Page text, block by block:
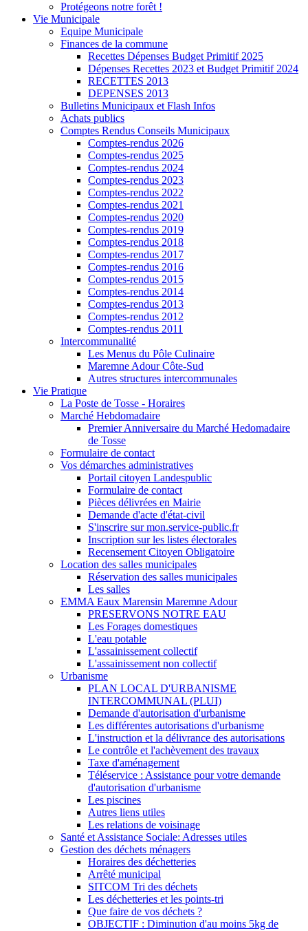
Protégeons notre forêt !
Vie Municipale
Equipe Municipale
Finances de la commune
Recettes Dépenses Budget Primitif 2025
Dépenses Recettes 2023 et Budget Primitif 2024
RECETTES 2013
DEPENSES 2013
Bulletins Municipaux et Flash Infos
Achats publics
Comptes Rendus Conseils Municipaux
Comptes-rendus 2026
Comptes-rendus 2025
Comptes-rendus 2024
Comptes-rendus 2023
Comptes-rendus 2022
Comptes-rendus 2021
Comptes-rendus 2020
Comptes-rendus 2019
Comptes-rendus 2018
Comptes-rendus 2017
Comptes-rendus 2016
Comptes-rendus 2015
Comptes-rendus 2014
Comptes-rendus 2013
Comptes-rendus 2012
Comptes-rendus 2011
Intercommunalité
Les Menus du Pôle Culinaire
Maremne Adour Côte-Sud
Autres structures intercommunales
Vie Pratique
La Poste de Tosse - Horaires
Marché Hebdomadaire
Premier Anniversaire du Marché Hedomadaire
de Tosse
Formulaire de contact
Vos démarches administratives
Portail citoyen Landespublic
Formulaire de contact
Pièces délivrées en Mairie
Demande d'acte d'état-civil
S'inscrire sur mon.service-public.fr
Inscription sur les listes électorales
Recensement Citoyen Obligatoire
Location des salles municipales
Réservation des salles municipales
Les salles
EMMA Eaux Marensin Maremne Adour
PRESERVONS NOTRE EAU
Les Forages domestiques
L'eau potable
L'assainissement collectif
L'assainissement non collectif
Urbanisme
PLAN LOCAL D'URBANISME
INTERCOMMUNAL (PLUI)
Demande d'autorisation d'urbanisme
Les différentes autorisations d'urbanisme
L'instruction et la délivrance des autorisations
Le contrôle et l'achèvement des travaux
Taxe d'aménagement
Téléservice : Assistance pour votre demande
d'autorisation d'urbanisme
Les piscines
Autres liens utiles
Les relations de voisinage
Santé et Assistance Sociale: Adresses utiles
Gestion des déchets ménagers
Horaires des déchetteries
Arrêté municipal
SITCOM Tri des déchets
Les déchetteries et les points-tri
Que faire de vos déchets ?
OBJECTIF : Diminution d'au moins 5kg de